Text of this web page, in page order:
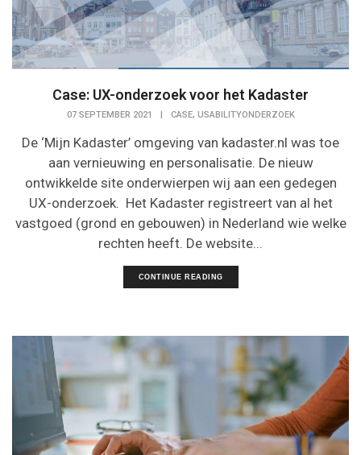
Case: UX-onderzoek voor het Kadaster
07 SEPTEMBER 2021 | CASE, USABILITYONDERZOEK
De ‘Mijn Kadaster’ omgeving van kadaster.nl was toe
aan vernieuwing en personalisatie. De nieuw
ontwikkelde site onderwierpen wij aan een gedegen
UX-onderzoek. Het Kadaster registreert van al het
vastgoed (grond en gebouwen) in Nederland wie welke
rechten heeft. De website...
CONTINUE READING